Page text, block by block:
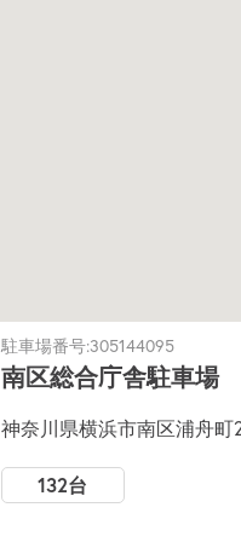
駐車場番号:305144095
南区総合庁舎駐車場
神奈川県横浜市南区浦舟町
132台